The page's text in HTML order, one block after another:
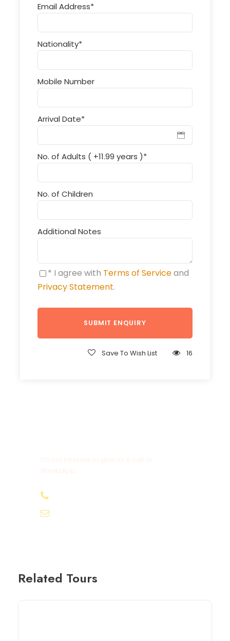
Email Address*
Nationality*
Mobile Number
Arrival Date*
No. of Adults ( +11.99 years )*
No. of Children
Additional Notes
* I agree with Terms of Serviceand
Privacy Statement.
Save To Wish List 16
Related Tours